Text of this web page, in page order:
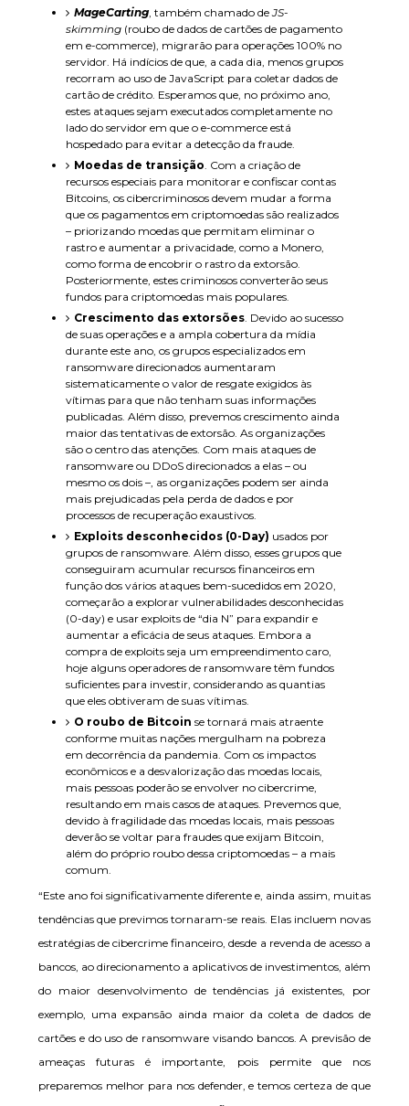
MageCarting, também chamado deJS-
skimming (roubo de dados de cartões de pagamento
em e-commerce), migrarão para operações 100% no
servidor. Há indícios de que, a cada dia, menos grupos
recorram ao uso de JavaScript para coletar dados de
cartão de crédito. Esperamos que, no próximo ano,
estes ataques sejam executados completamente no
lado do servidor em que o e-commerce está
hospedado para evitar a detecção da fraude.
Moedas de transição. Com a criação de
recursos especiais para monitorar e confiscar contas
Bitcoins, os cibercriminosos devem mudar a forma
que os pagamentos em criptomoedas são realizados
– priorizando moedas que permitam eliminar o
rastro e aumentar a privacidade, como a Monero,
como forma de encobrir o rastro da extorsão.
Posteriormente, estes criminosos converterão seus
fundos para criptomoedas mais populares.
Crescimento das extorsões. Devido ao sucesso
de suas operações e a ampla cobertura da mídia
durante este ano, os grupos especializados em
ransomware direcionados aumentaram
sistematicamente o valor de resgate exigidos às
vítimas para que não tenham suas informações
publicadas. Além disso, prevemos crescimento ainda
maior das tentativas de extorsão. As organizações
são o centro das atenções. Com mais ataques de
ransomware ou DDoS direcionados a elas – ou
mesmo os dois –, as organizações podem ser ainda
mais prejudicadas pela perda de dados e por
processos de recuperação exaustivos.
Exploits desconhecidos (0-Day) usados por
grupos de ransomware. Além disso, esses grupos que
conseguiram acumular recursos financeiros em
função dos vários ataques bem-sucedidos em 2020,
começarão a explorar vulnerabilidades desconhecidas
(0-day) e usar exploits de “dia N” para expandir e
aumentar a eficácia de seus ataques. Embora a
compra de exploits seja um empreendimento caro,
hoje alguns operadores de ransomware têm fundos
suficientes para investir, considerando as quantias
que eles obtiveram de suas vítimas.
O roubo de Bitcoin se tornará mais atraente
conforme muitas nações mergulham na pobreza
em decorrência da pandemia. Com os impactos
econômicos e a desvalorização das moedas locais,
mais pessoas poderão se envolver no cibercrime,
resultando em mais casos de ataques. Prevemos que,
devido à fragilidade das moedas locais, mais pessoas
deverão se voltar para fraudes que exijam Bitcoin,
além do próprio roubo dessa criptomoedas – a mais
comum.
“Este ano foi significativamente diferente e, ainda assim, muitas
tendências que previmos tornaram-se reais. Elas incluem novas
estratégias de cibercrime financeiro, desde a revenda de acesso a
bancos, ao direcionamento a aplicativos de investimentos, além
do maior desenvolvimento de tendências já existentes, por
exemplo, uma expansão ainda maior da coleta de dados de
cartões e do uso de ransomware visando bancos. A previsão de
ameaças futuras é importante, pois permite que nos
preparemos melhor para nos defender, e temos certeza de que